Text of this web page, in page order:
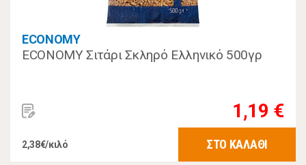
ECONOMY
ECONOMY Σιτάρι Σκληρό Ελληνικό 500γρ
1,19 €
2,38€/κιλό ΣΤΟ ΚΑΛΑΘΙ